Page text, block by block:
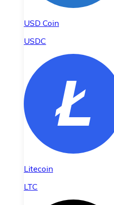
USD Coin
USDC
Litecoin
LTC